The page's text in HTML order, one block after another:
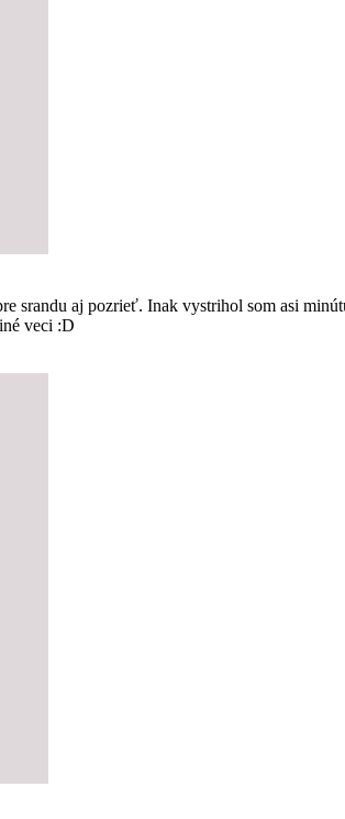
aj pozrieť. Inak vystrihol som asi
veci :D